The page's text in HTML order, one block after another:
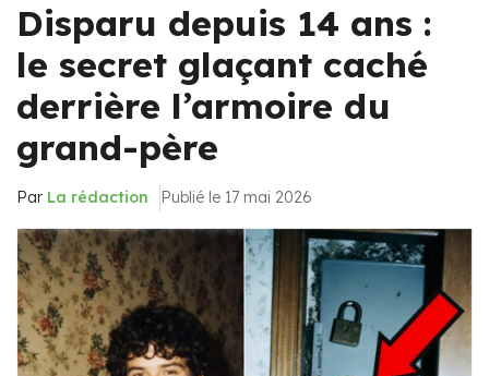
Disparu depuis 14 ans :
le secret glaçant caché
derrière l’armoire du
grand-père
Par La rédaction Publié le 17 mai 2026